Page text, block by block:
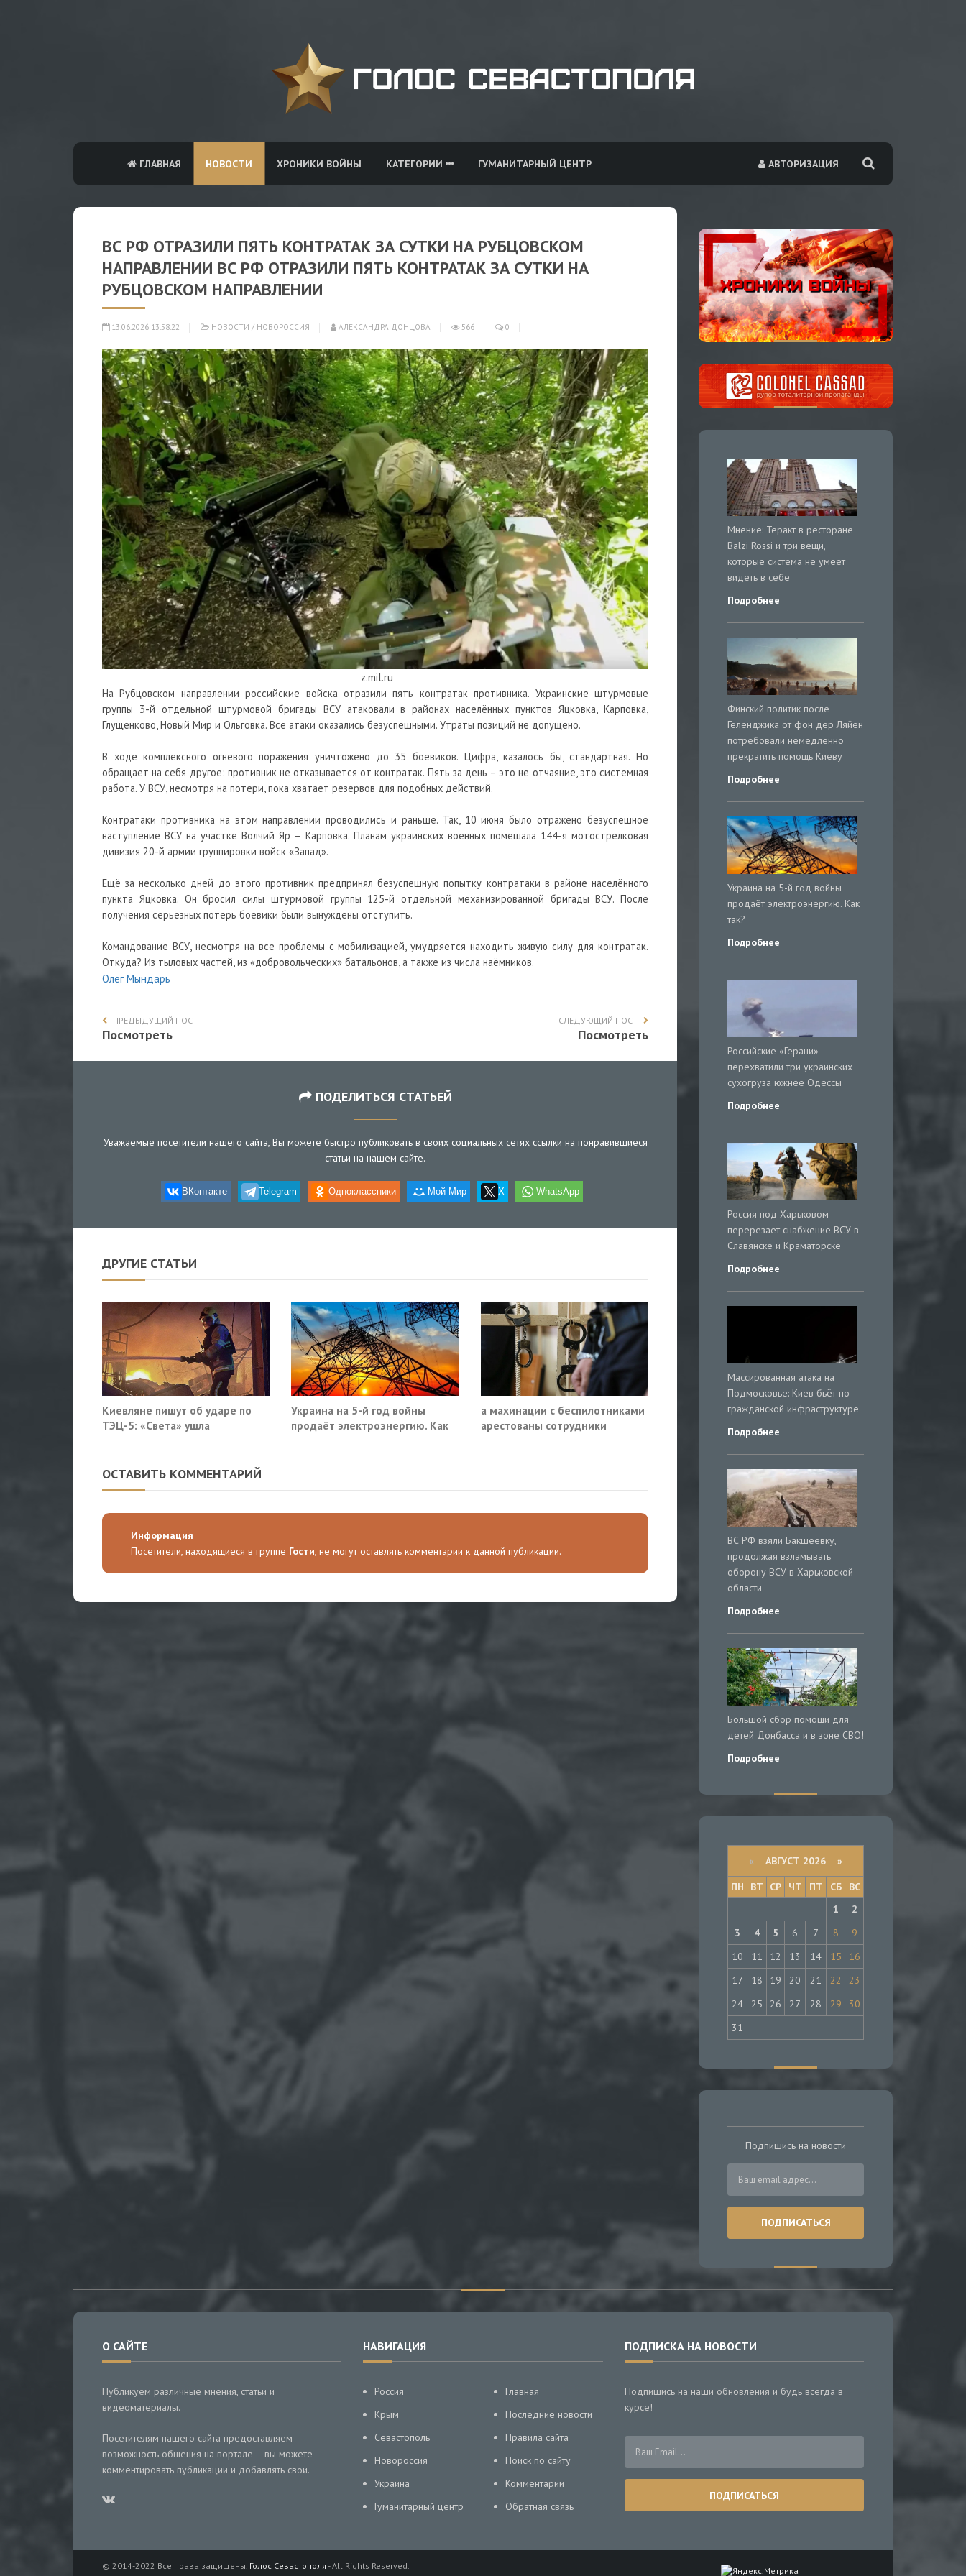
АВТОРИЗАЦИЯ
ГЛАВНАЯ НОВОСТИ ХРОНИКИ ВОЙНЫ КАТЕГОРИИ ГУМАНИТАРНЫЙ ЦЕНТР
ВС РФ ОТРАЗИЛИ ПЯТЬ КОНТРАТАК ЗА СУТКИ НА РУБЦОВСКОМ
НАПРАВЛЕНИИ ВС РФ ОТРАЗИЛИ ПЯТЬ КОНТРАТАК ЗА СУТКИ НА
РУБЦОВСКОМ НАПРАВЛЕНИИ
13.06.2026 13:58:22 НОВОСТИ / НОВОРОССИЯ АЛЕКСАНДРА ДОНЦОВА 566 0
z.mil.ru
На Рубцовском направлении российские войска отразили пять контратак противника. Украинские штурмовые
группы 3-й отдельной штурмовой бригады ВСУ атаковали в районах населённых пунктов Яцковка, Карповка,
Глущенково, Новый Мир и Ольговка. Все атаки оказались безуспешными. Утраты позиций не допущено.
В ходе комплексного огневого поражения уничтожено до 35 боевиков. Цифра, казалось бы, стандартная. Но
обращает на себя другое: противник не отказывается от контратак. Пять за день – это не отчаяние, это системная
работа. У ВСУ, несмотря на потери, пока хватает резервов для подобных действий.
Контратаки противника на этом направлении проводились и раньше. Так, 10 июня было отражено безуспешное
наступление ВСУ на участке Волчий Яр – Карповка. Планам украинских военных помешала 144-я мотострелковая
дивизия 20-й армии группировки войск «Запад».
Ещё за несколько дней до этого противник предпринял безуспешную попытку контратаки в районе населённого
пункта Яцковка. Он бросил силы штурмовой группы 125-й отдельной механизированной бригады ВСУ. После
получения серьёзных потерь боевики были вынуждены отступить.
Командование ВСУ, несмотря на все проблемы с мобилизацией, умудряется находить живую силу для контратак.
Откуда? Из тыловых частей, из «добровольческих» батальонов, а также из числа наёмников.
Олег Мындарь
ПРЕДЫДУЩИЙ ПОСТ
Посмотреть
СЛЕДУЮЩИЙ ПОСТ
Посмотреть
ПОДЕЛИТЬСЯ СТАТЬЕЙ
Уважаемые посетители нашего сайта, Вы можете быстро публиковать в своих социальных сетях ссылки на понравившиеся
статьи на нашем сайте.
ВКонтакте Telegram Одноклассники Мой Мир X WhatsApp
ДРУГИЕ СТАТЬИ
Киевляне пишут об ударе по
ТЭЦ-5: «Света» ушла
Украина на 5-й год войны
продаёт электроэнергию. Как
а махинации с беспилотниками
арестованы сотрудники
ОСТАВИТЬ КОММЕНТАРИЙ
Информация
Посетители, находящиеся в группе Гости, не могут оставлять комментарии к данной публикации.
Мнение: Теракт в ресторане
Balzi Rossi и три вещи,
которые система не умеет
видеть в себе
Подробнее
Финский политик после
Геленджика от фон дер Ляйен
потребовали немедленно
прекратить помощь Киеву
Подробнее
Украина на 5-й год войны
продаёт электроэнергию. Как
так?
Подробнее
Российские «Герани»
перехватили три украинских
сухогруза южнее Одессы
Подробнее
Россия под Харьковом
перерезает снабжение ВСУ в
Славянске и Краматорске
Подробнее
Массированная атака на
Подмосковье: Киев бьёт по
гражданской инфраструктуре
Подробнее
ВС РФ взяли Бакшеевку,
продолжая взламывать
оборону ВСУ в Харьковской
области
Подробнее
Большой сбор помощи для
детей Донбасса и в зоне СВО!
Подробнее
« АВГУСТ 2026 »
ПН
ВТ СР ЧТ ПТ СБ
ВС
1
2
3
4 5 6 7 8
9
10
11 12 13 14 15
16
17
18 19 20 21 22
23
24
25 26 27 28 29
30
31
Подпишись на новости
О САЙТЕ
Публикуем различные мнения, статьи и
видеоматериалы.
Посетителям нашего сайта предоставляем
возможность общения на портале – вы можете
комментировать публикации и добавлять свои.
НАВИГАЦИЯ
Россия
Крым
Севастополь
Новороссия
Украина
Гуманитарный центр
Главная
Последние новости
Правила сайта
Поиск по сайту
Комментарии
Обратная связь
ПОДПИСКА НА НОВОСТИ
Подпишись на наши обновления и будь всегда в
курсе!
© 2014-2022 Все права защищены. Голос Севастополя - All Rights Reserved.